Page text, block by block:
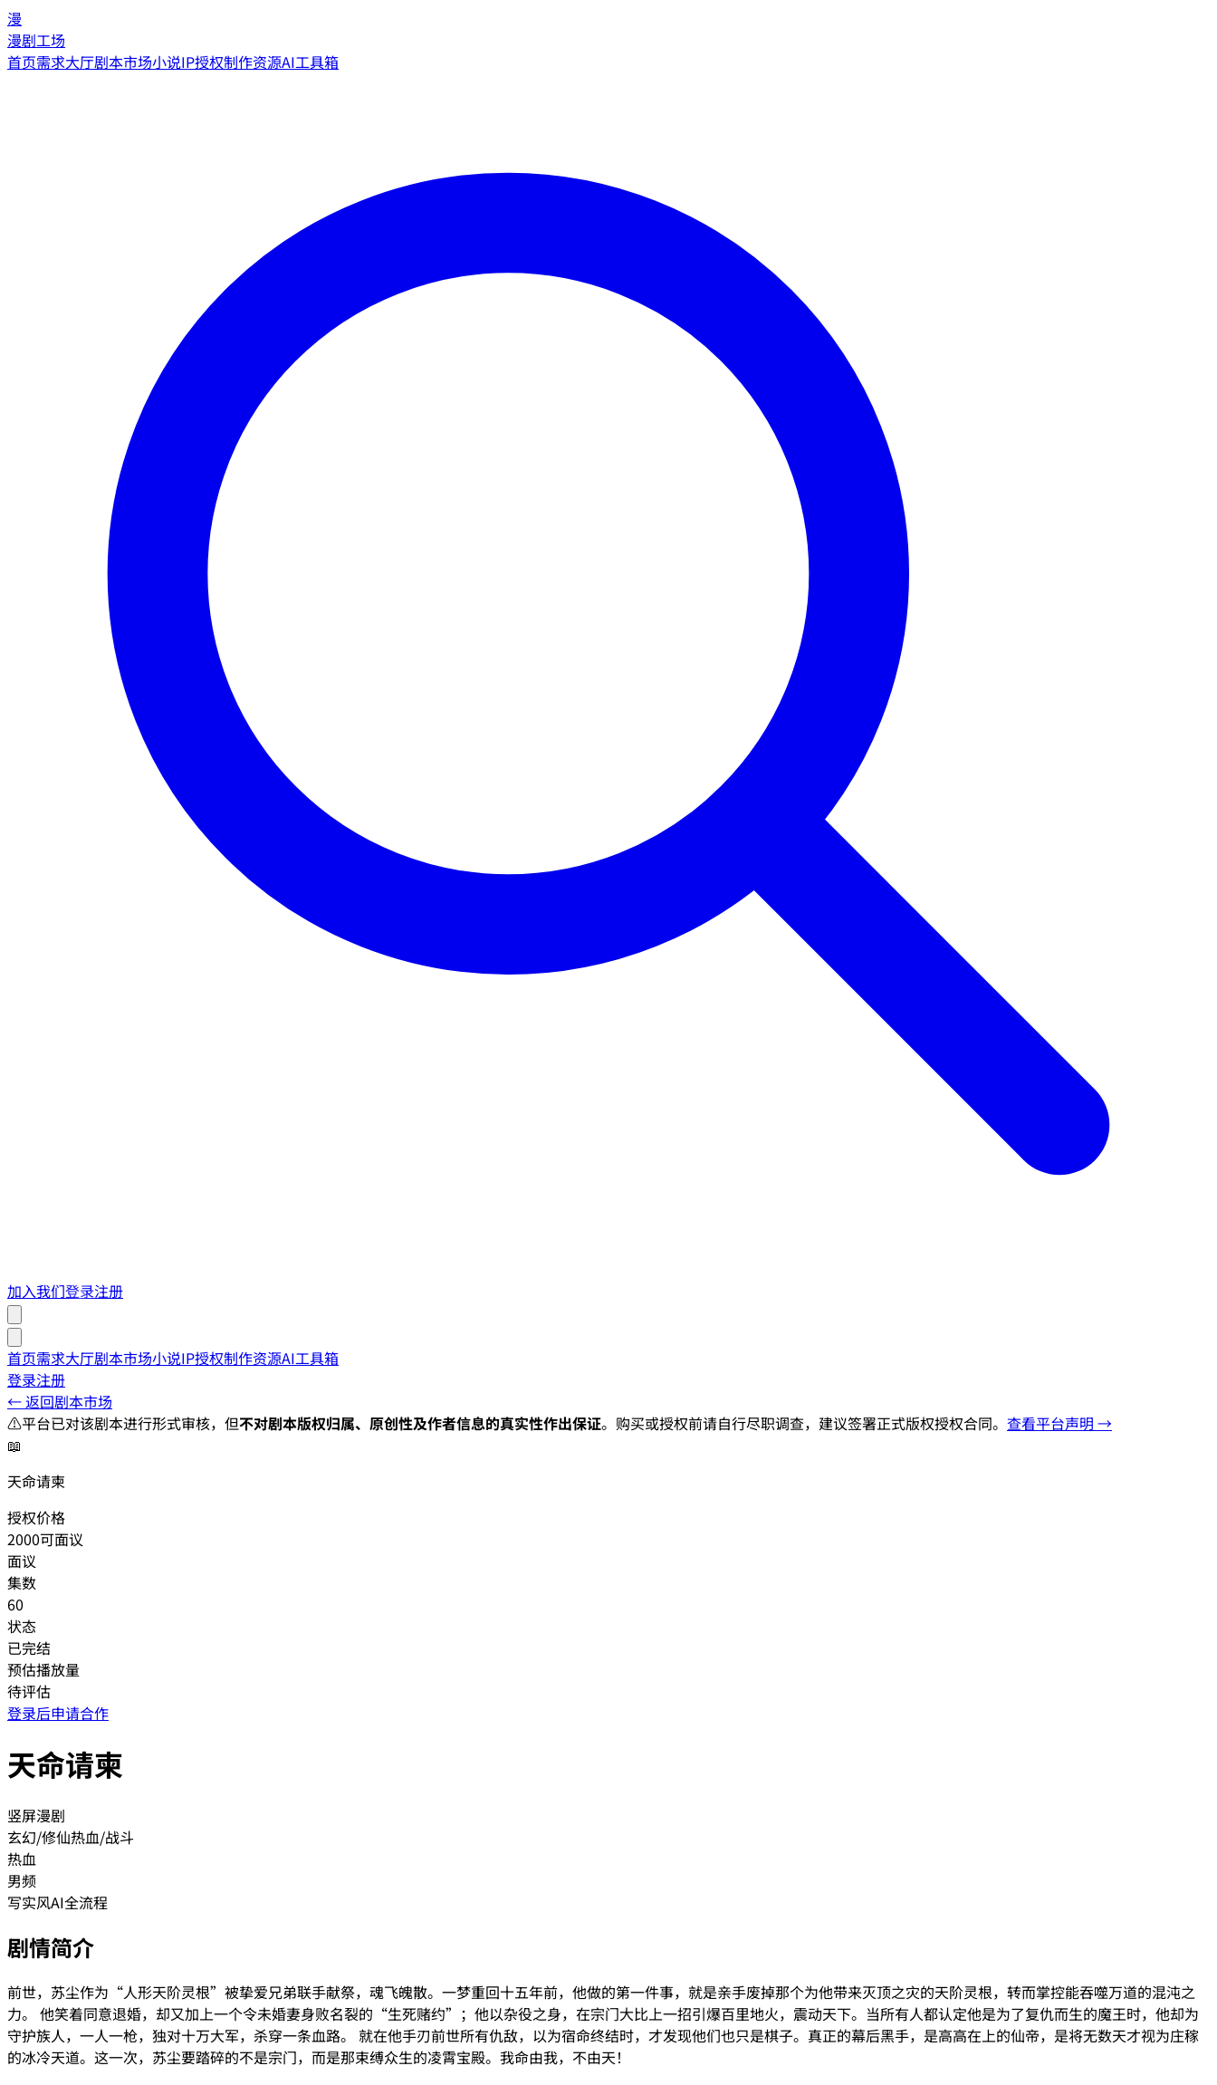
漫
漫剧工场
首页需求大厅剧本市场小说IP授权制作资源AI工具箱
加入我们登录注册
首页需求大厅剧本市场小说IP授权制作资源AI工具箱
登录注册
← 返回剧本市场
⚠️平台已对该剧本进行形式审核，但不对剧本版权归属、原创性及作者信息的真实性作出保证。购买或授权前请自行尽职调查，建议签署正式版权授权合同。 查看平台声明 →
📖
天命请柬
授权价格
2000可面议
面议
集数
60
状态
已完结
预估播放量
待评估
登录后申请合作
天命请柬
竖屏漫剧
玄幻/修仙热血/战斗
热血
男频
写实风AI全流程
剧情简介
前世，苏尘作为“人形天阶灵根”被挚爱兄弟联手献祭，魂飞魄散。一梦重回十五年前，他做的第一件事，就是亲手废掉那个为他带来灭顶之灾的天阶灵根，转而掌控能吞噬万道的混沌之
力。 他笑着同意退婚，却又加上一个令未婚妻身败名裂的“生死赌约”；他以杂役之身，在宗门大比上一招引爆百里地火，震动天下。当所有人都认定他是为了复仇而生的魔王时，他却为
守护族人，一人一枪，独对十万大军，杀穿一条血路。 就在他手刃前世所有仇敌，以为宿命终结时，才发现他们也只是棋子。真正的幕后黑手，是高高在上的仙帝，是将无数天才视为庄稼
的冰冷天道。这一次，苏尘要踏碎的不是宗门，而是那束缚众生的凌霄宝殿。我命由我，不由天！